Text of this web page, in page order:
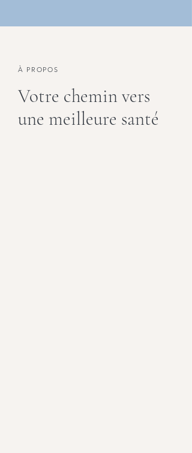
À PROPOS
Votre chemin vers
une meilleure santé